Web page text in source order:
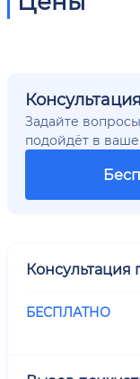
Задайте
подойдёт в
Консультация
БЕСПЛАТНО